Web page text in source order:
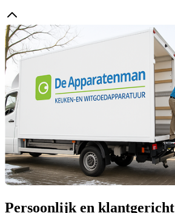
Persoonlijk en klantgericht